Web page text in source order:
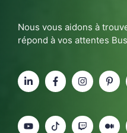
Nous vous aidons à
répond à vos attentes